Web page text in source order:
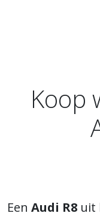
Koop
Een Audi R8 uit